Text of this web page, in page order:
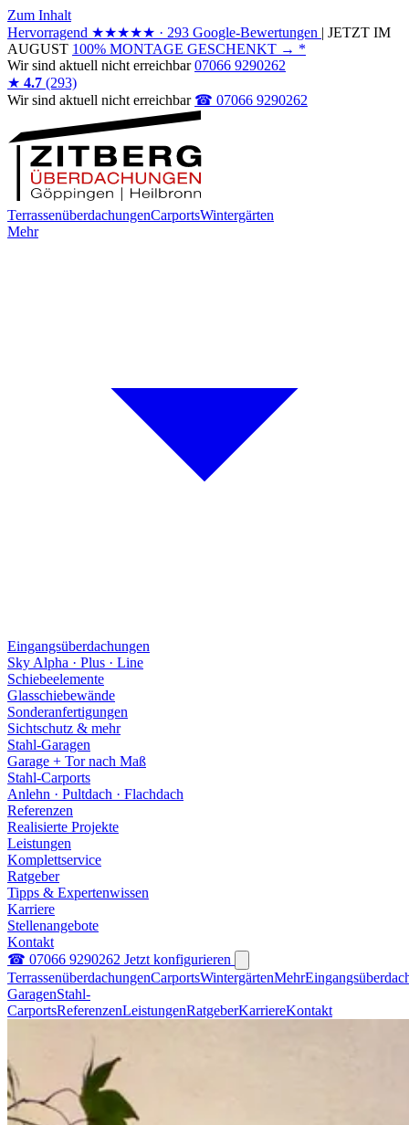
Zum Inhalt
Hervorragend ★★★★★ · 293 Google-Bewertungen | JETZT IM
AUGUST 100% MONTAGE GESCHENKT → *
Wir sind aktuell nicht erreichbar 07066 9290262
★ 4.7 (293)
Wir sind aktuell nicht erreichbar ☎ 07066 9290262
TerrassenüberdachungenCarportsWintergärten
Mehr
Eingangsüberdachungen
Sky Alpha · Plus · Line
Schiebeelemente
Glasschiebewände
Sonderanfertigungen
Sichtschutz & mehr
Stahl-Garagen
Garage + Tor nach Maß
Stahl-Carports
Anlehn · Pultdach · Flachdach
Referenzen
Realisierte Projekte
Leistungen
Komplettservice
Ratgeber
Tipps & Expertenwissen
Karriere
Stellenangebote
Kontakt
☎ 07066 9290262 Jetzt konfigurieren
TerrassenüberdachungenCarportsWintergärtenMehr
GaragenStahl-
CarportsReferenzenLeistungenRatgeberKarriereKontakt